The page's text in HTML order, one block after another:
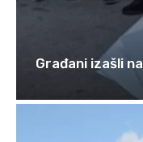
Građani izašli